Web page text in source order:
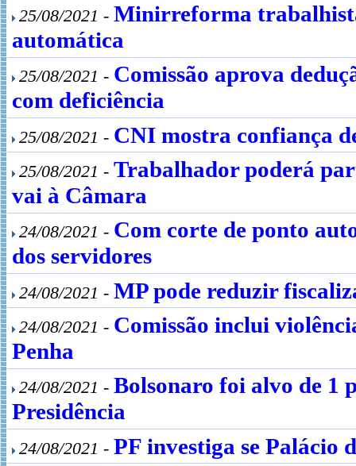
25/08/2021 - Minirreforma
automática
25/08/2021 - Comissão aprova
com deficiência
25/08/2021 - CNI mostra confiança
25/08/2021 - Trabalhador poderá
vai à Câmara
24/08/2021 - Com corte de ponto
dos servidores
24/08/2021 - MP pode reduzir
24/08/2021 - Comissão inclui
Penha
24/08/2021 - Bolsonaro foi alvo de 1
Presidência
24/08/2021 - PF investiga se Palácio